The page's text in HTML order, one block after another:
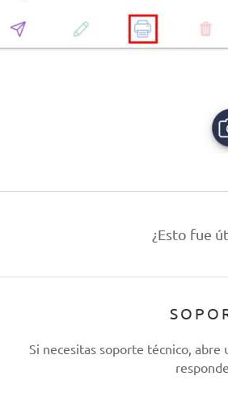
¿Esto fue
Si necesitas soporte técnico,